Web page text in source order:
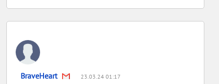
BraveHeart 23.03.24 01:17